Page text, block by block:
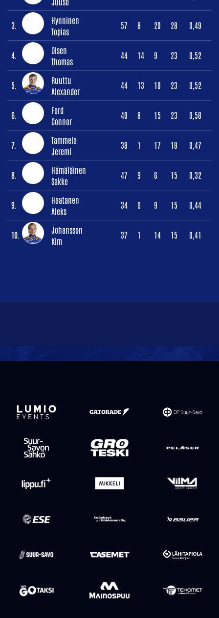
3.
Hynninen
Topias
57 8 20 28 0,49
4.
Olsen
Thomas
44 14 9 23 0,52
5.
Ruuttu
Alexander
44 13 10 23 0,52
6.
Ford
Connor
40 8 15 23 0,58
7.
Tammela
Jeremi
38 1 17 18 0,47
8.
Hämäläinen
Sakke
47 9 6 15 0,32
9.
Haatanen
Aleks
34 6 9 15 0,44
10.
Johansson
Kim
37 1 14 15 0,41